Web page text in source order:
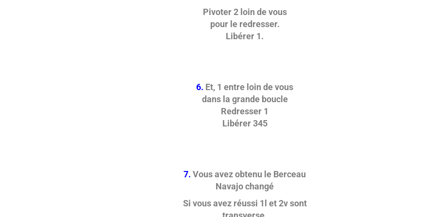
Pivoter 2 loin de vous
pour le redresser.
Libérer 1.
6. Et, 1 entre loin de vous
dans la grande boucle
Redresser 1
Libérer 345
7. Vous avez obtenu le Berceau
Navajo changé
Si vous avez réussi 1l et 2v sont